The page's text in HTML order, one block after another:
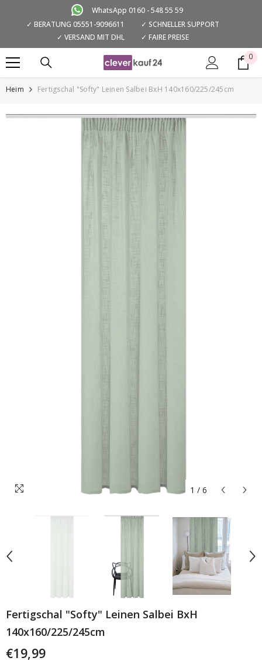
WhatsApp 0160 - 548 55 59
✓ BERATUNG 05551-9096611
✓ SCHNELLER SUPPORT
✓ VERSAND MIT DHL
✓ FAIRE PREISE
00
Heim
Fertigschal "Softy" Leinen Salbei BxH 140x160/225/245cm
1 / 6
Fertigschal "Softy" Leinen Salbei BxH
140x160/225/245cm
€19,99